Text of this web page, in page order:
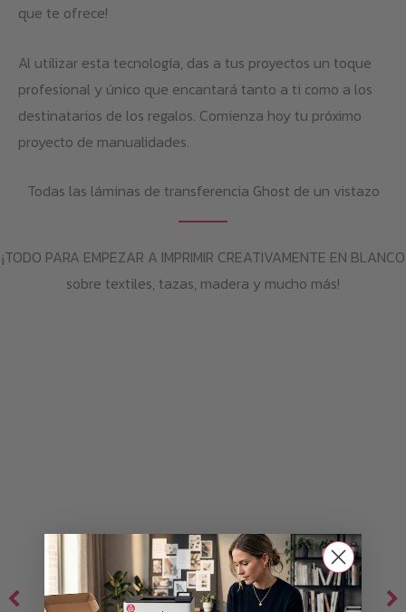
que te ofrece!
Al utilizar esta tecnología, das a tus proyectos un toque
profesional y único que encantará tanto a ti como a los
destinatarios de los regalos. Comienza hoy tu próximo
proyecto de manualidades.
Todas las láminas de transferencia Ghost de un vistazo
¡TODO PARA EMPEZAR A IMPRIMIR CREATIVAMENTE EN BLANCO
sobre textiles, tazas, madera y mucho más!